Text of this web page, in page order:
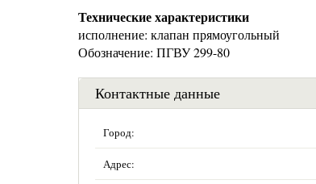
Технические характеристики
исполнение: клапан прямоугольный
Обозначение: ПГВУ 299-80
Контактные данные
Город:
Адрес: